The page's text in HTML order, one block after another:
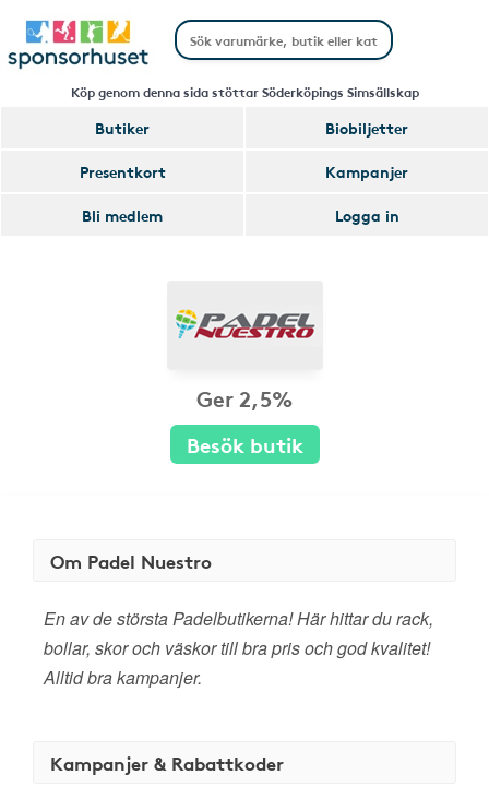
Köp genom denna sida stöttar Söderköpings Simsällskap
Butiker
Biobiljetter
Presentkort
Kampanjer
Bli medlem
Logga in
Ger 2,5%
Besök butik
Om Padel Nuestro
En av de största Padelbutikerna! Här hittar du rack,
bollar, skor och väskor till bra pris och god kvalitet!
Alltid bra kampanjer.
Kampanjer & Rabattkoder